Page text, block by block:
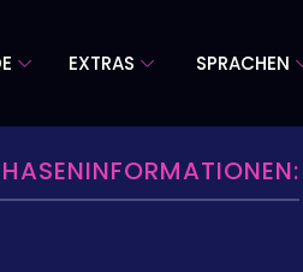
EXTRAS SPRACHEN